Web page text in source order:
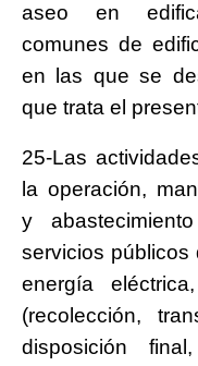
aseo en
comunes de
en las que se
que trata el
25-Las
la operación,
y
servicios públicos
energía
(recolección,
disposición